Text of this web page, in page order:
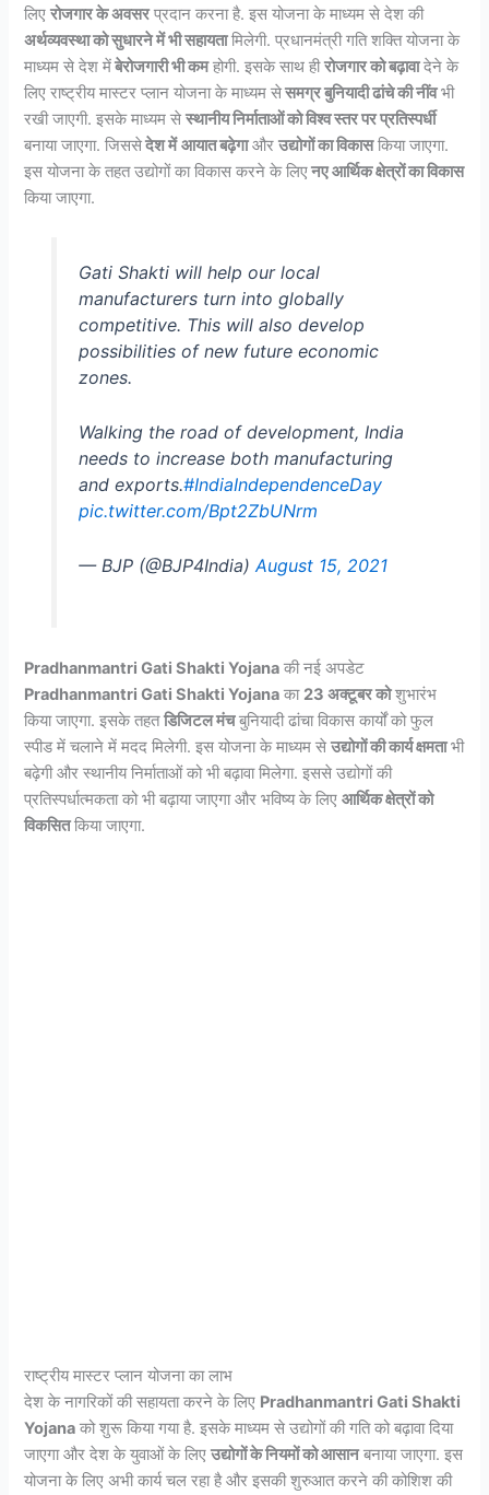
लिएरोजगार के अवसरप्रदान करना है. इस योजना के माध्यम से देश की
अर्थव्यवस्था को सुधारने में भी सहायतामिलेगी. प्रधानमंत्री गति शक्ति योजना के
माध्यम से देश मेंबेरोजगारी भी कमहोगी. इसके साथ हीरोजगार को बढ़ावादेने के
लिए राष्ट्रीय मास्टर प्लान योजना के माध्यम सेसमग्र बुनियादी ढांचे की नींवभी
रखी जाएगी. इसके माध्यम सेस्थानीय निर्माताओं को विश्व स्तर पर प्रतिस्पर्धी
बनाया जाएगा. जिससेदेश में आयात बढ़ेगाऔरउद्योगों का विकासकिया जाएगा.
इस योजना के तहत उद्योगों का विकास करने के लिएनए आर्थिक क्षेत्रों का विकास
किया जाएगा.
Gati Shakti will help our local
manufacturers turn into globally
competitive. This will also develop
possibilities of new future economic
zones.
Walking the road of development, India
needs to increase both manufacturing
and exports.#IndiaIndependenceDay
pic.twitter.com/Bpt2ZbUNrm
— BJP (@BJP4India) August 15, 2021
Pradhanmantri Gati Shakti Yojana की नई अपडेट
Pradhanmantri Gati Shakti Yojana का 23 अक्टूबर कोशुभारंभ
किया जाएगा. इसके तहतडिजिटल मंचबुनियादी ढांचा विकास कार्यों को फुल
स्पीड में चलाने में मदद मिलेगी. इस योजना के माध्यम सेउद्योगों की कार्य क्षमताभी
बढ़ेगी और स्थानीय निर्माताओं को भी बढ़ावा मिलेगा. इससे उद्योगों की
प्रतिस्पर्धात्मकता को भी बढ़ाया जाएगा और भविष्य के लिएआर्थिक क्षेत्रों को
विकसितकिया जाएगा.
राष्ट्रीय मास्टर प्लान योजना का लाभ
देश के नागरिकों की सहायता करने के लिए Pradhanmantri Gati Shakti
Yojana को शुरू किया गया है. इसके माध्यम से उद्योगों की गति को बढ़ावा दिया
जाएगा और देश के युवाओं के लिएउद्योगों के नियमों को आसानबनाया जाएगा. इस
योजना के लिए अभी कार्य चल रहा है और इसकी शुरुआत करने की कोशिश की